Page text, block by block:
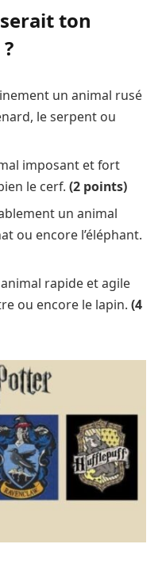
ton
un animal rusé
le serpent ou
imposant et fort
le cerf. (2 points)
un animal
ou encore l’éléphant.
rapide et agile
ou encore le lapin. (4